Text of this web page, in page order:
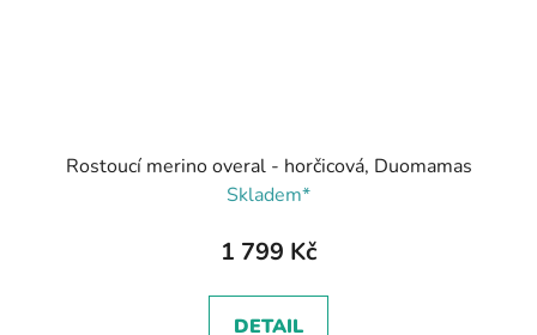
Rostoucí merino overal - horčicová, Duomamas
Skladem*
1 799 Kč
DETAIL